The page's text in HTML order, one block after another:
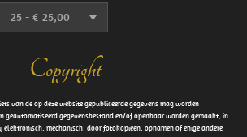
Copyright
van de op deze website gepubliceerde gegevens mag worden
geautomatiseerd gegevensbestand en/of openbaar worden gemaakt, in
elektronisch, mechanisch, door fotokopieën, opnamen of enige andere